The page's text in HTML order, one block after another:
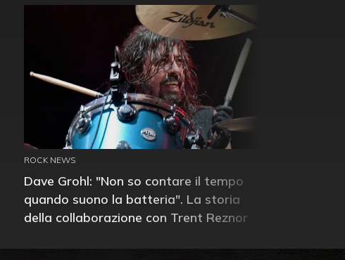
ROCK NEWS
Dave Grohl: "Non so contare il tempo
quando suono la batteria". La storia
della collaborazione con Trent Reznor